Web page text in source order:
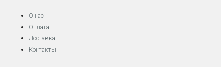
О нас
Оплата
Доставка
Контакты